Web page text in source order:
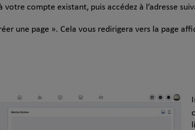
votre compte existant, puis accédez à l’adresse
une page ». Cela vous redirigera vers la page